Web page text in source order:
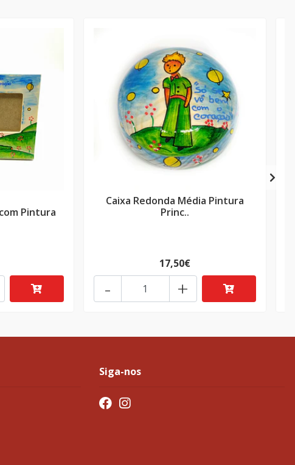
Pintura
Caixa Redonda Média Pintura
Princ..
17,50€
+
-
Siga-nos